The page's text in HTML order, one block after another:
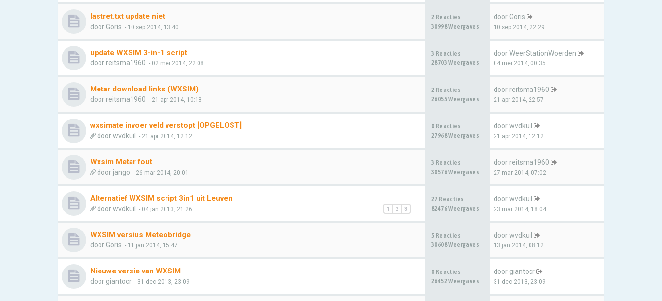
lastret.txt update niet
door Goris - 10 sep 2014, 13:40
2 Reacties
30998 Weergaves
door Goris
10 sep 2014, 22:29
update WXSIM 3-in-1 script
doorreitsma1960 - 02 mei 2014, 22:08
3 Reacties
28703 Weergaves
doorWeerStationWoerden
04 mei 2014, 00:35
Metar download links (WXSIM)
door reitsma1960 - 21 apr 2014, 10:18
2 Reacties
26055 Weergaves
door reitsma1960
21 apr 2014, 22:57
wxsimate invoer veld verstopt [OPGELOST]
doorwvdkuil - 21 apr 2014, 12:12
0 Reacties
27968 Weergaves
doorwvdkuil
21 apr 2014, 12:12
Wxsim Metar fout
door jango - 26 mar 2014, 20:01
3 Reacties
30576 Weergaves
door reitsma1960
27 mar 2014, 07:02
Alternatief WXSIM script 3in1 uit Leuven
1 2 3
doorwvdkuil - 04 jan 2013, 21:26
27 Reacties
82476 Weergaves
doorwvdkuil
23 mar 2014, 18:04
WXSIM versius Meteobridge
door Goris - 11 jan 2014, 15:47
5 Reacties
30608 Weergaves
doorwvdkuil
13 jan 2014, 08:12
Nieuwe versie van WXSIM
door giantocr - 31 dec 2013, 23:09
0 Reacties
26452 Weergaves
door giantocr
31 dec 2013, 23:09